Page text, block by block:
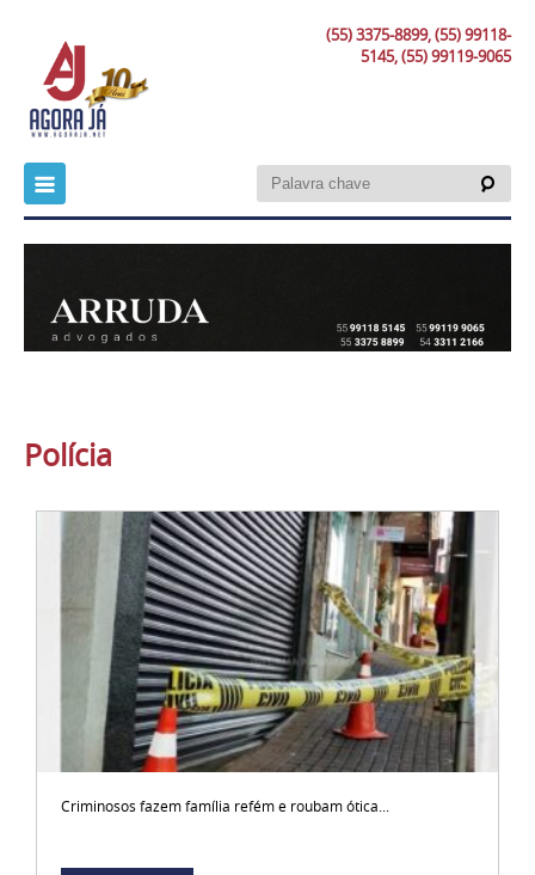
(55) 3375-8899, (55) 99118-
5145, (55) 99119-9065
Polícia
Criminosos fazem família refém e roubam ótica...